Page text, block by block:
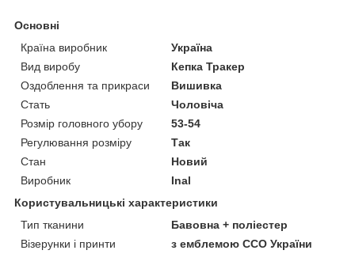
Основні
Країна виробник
Україна
Вид виробу
Кепка Тракер
Оздоблення та прикраси
Вишивка
Стать
Чоловіча
Розмір головного убору
53-54
Регулювання розміру
Так
Стан
Новий
Виробник
Inal
Користувальницькі характеристики
Тип тканини
Бавовна + поліестер
Візерунки і принти
з емблемою ССО України